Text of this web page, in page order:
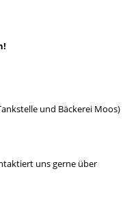
und Bäckerei Moos)
uns gerne über